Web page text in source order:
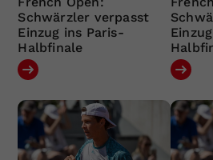
Schwärzler verpasst
Einzug ins Paris-
Halbfinale